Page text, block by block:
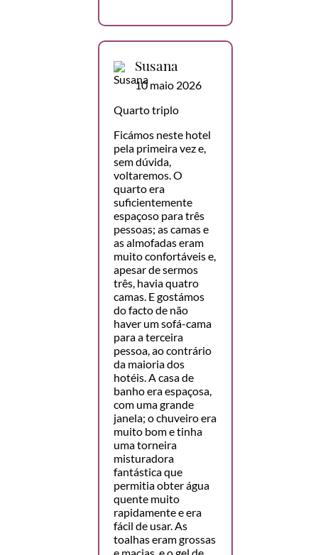
Susana
10 maio 2026
Quarto triplo
Ficámos neste hotel
pela primeira vez e,
sem dúvida,
voltaremos. O
quarto era
suficientemente
espaçoso para três
pessoas; as camas e
as almofadas eram
muito confortáveis e,
apesar de sermos
três, havia quatro
camas. E gostámos
do facto de não
haver um sofá-cama
para a terceira
pessoa, ao contrário
da maioria dos
hotéis. A casa de
banho era espaçosa,
com uma grande
janela; o chuveiro era
muito bom e tinha
uma torneira
misturadora
fantástica que
permitia obter água
quente muito
rapidamente e era
fácil de usar. As
toalhas eram grossas